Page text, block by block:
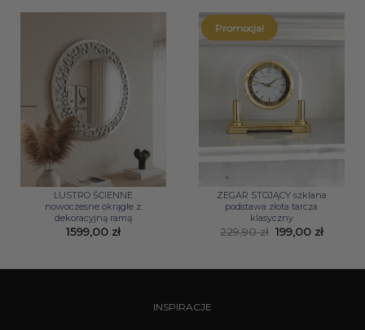
LUSTRO ŚCIENNE
nowoczesne okrągłe z
dekoracyjną ramą
1599,00 zł
Promocja!
ZEGAR STOJĄCY szklana
podstawa złota tarcza
klasyczny
229,90zł Pierwotna
cena
199,00 zł
INSPIRACJE